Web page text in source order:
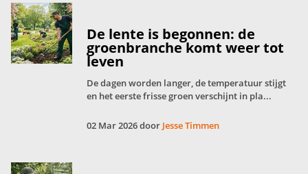
De lente is begonnen: de
groenbranche komt weer tot
leven
De dagen worden langer, de temperatuur stijgt
en het eerste frisse groen verschijnt in pla...
02 Mar 2026 door Jesse Timmen